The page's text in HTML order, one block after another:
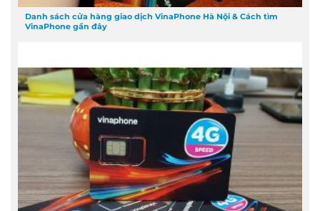
Danh sách cửa hàng giao dịch VinaPhone Hà Nội & Cách tìm
VinaPhone gần đây